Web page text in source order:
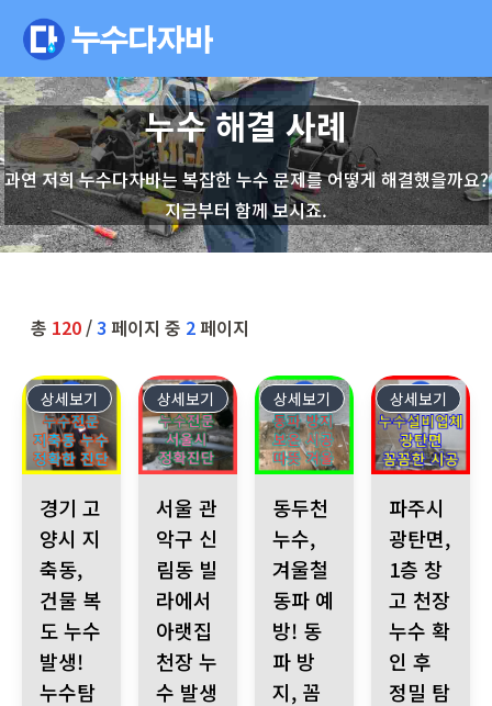
누수 해결 사례
과연 저희 누수다자바는 복잡한 누수 문제를 어떻게 해결했을까요?
지금부터 함께 보시죠.
총 120/3페이지 중 2페이지
72
상세보기
경기 고
양시 지
축동,
건물 복
도 누수
발생!
누수탐
71
상세보기
서울 관
악구 신
림동 빌
라에서
아랫집
천장 누
수 발생
70
상세보기
동두천
누수,
겨울철
동파 예
방! 동
파 방
지, 꼼
69
상세보기
파주시
광탄면,
1층 창
고 천장
누수 확
인 후
정밀 탐